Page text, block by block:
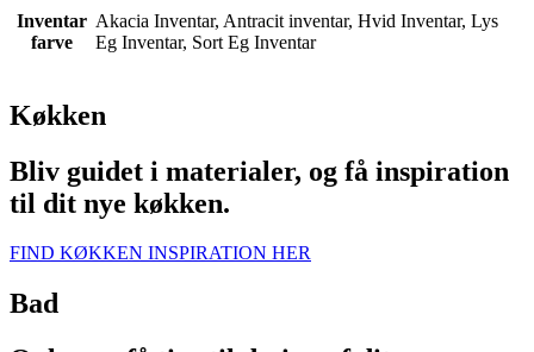
Inventar
farve
Akacia Inventar, Antracit inventar, Hvid Inventar, Lys
Eg Inventar, Sort Eg Inventar
Køkken
Bliv guidet i materialer, og få inspiration
til dit nye køkken.
FIND KØKKEN INSPIRATION HER
Bad